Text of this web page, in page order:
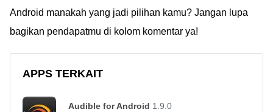
Android manakah yang jadi pilihan kamu? Jangan lupa
bagikan pendapatmu di kolom komentar ya!
APPS TERKAIT
Audible for Android 1.9.0